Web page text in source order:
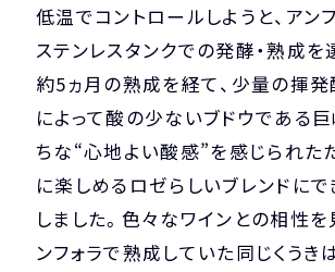
低温でコントロールしようと、アン
ステンレスタンクでの発酵・熟成を
約5ヵ月の熟成を経て、少量の揮
によって酸の少ないブドウである
ちな“心地よい酸感”を感じられた
に楽しめるロゼらしいブレンドに
しました。色々なワインとの相性を
ンフォラで熟成していた同じくう